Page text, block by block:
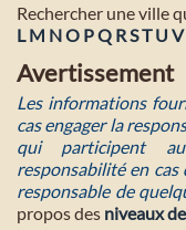
Rechercher une ville
L M NO PQ R ST U V
Avertissement
Les informations
cas engager la
qui participent
responsabilité en
responsable de
propos des niveaux